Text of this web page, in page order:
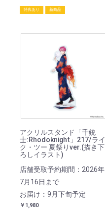
特典あり 新商品
アクリルスタンド「千銃
士:Rhodoknight」217/ライ
ク・ツー 夏祭りver.(描き下
ろしイラスト)
店舗受取予約期間：2026年
7月16日まで
お届け：9月下旬予定
￥1,980